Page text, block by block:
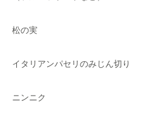
松の実
イタリアンパセリのみじん切り
ニンニク